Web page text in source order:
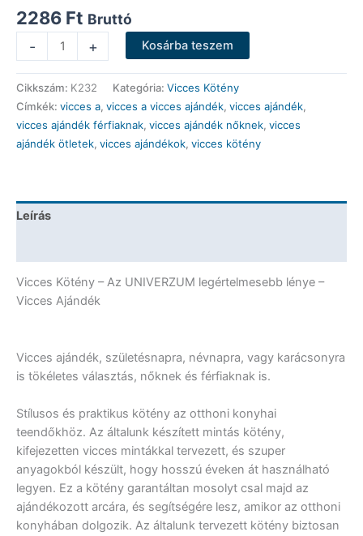
2286 Ft Bruttó
-
Kötény
-
Az
UNIVERZUM
legértelmesebb
lénye
Ajándék
+ Kosárba teszem
Cikkszám: K232 Kategória: Vicces Kötény
Címkék: vicces a, vicces a vicces ajándék, vicces ajándék,
vicces ajándék férfiaknak, vicces ajándék nőknek, vicces
ajándék ötletek, vicces ajándékok, vicces kötény
Leírás
Vicces Kötény – Az UNIVERZUM legértelmesebb lénye –
Vicces Ajándék
Vicces ajándék, születésnapra, névnapra, vagy karácsonyra
is tökéletes választás, nőknek és férfiaknak is.
Stílusos és praktikus kötény az otthoni konyhai
teendőkhöz. Az általunk készített mintás kötény,
kifejezetten vicces mintákkal tervezett, és szuper
anyagokból készült, hogy hosszú éveken át használható
legyen. Ez a kötény garantáltan mosolyt csal majd az
ajándékozott arcára, és segítségére lesz, amikor az otthoni
konyhában dolgozik. Az általunk tervezett kötény biztosan